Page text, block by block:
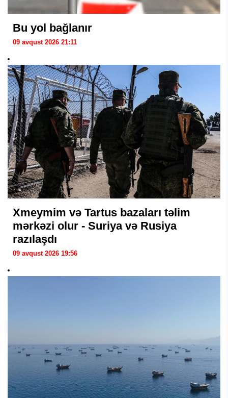
Bu yol bağlanır
09 avqust 2026 21:11
Xmeymim və Tartus bazaları təlim
mərkəzi olur - Suriya və Rusiya
razılaşdı
09 avqust 2026 19:56